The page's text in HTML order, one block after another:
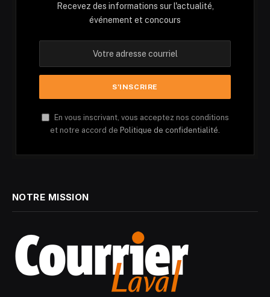
Recevez des informations sur l'actualité,
événement et concours
En vous inscrivant, vous acceptez nos conditions
et notre accord de Politique de confidentialité.
NOTRE MISSION